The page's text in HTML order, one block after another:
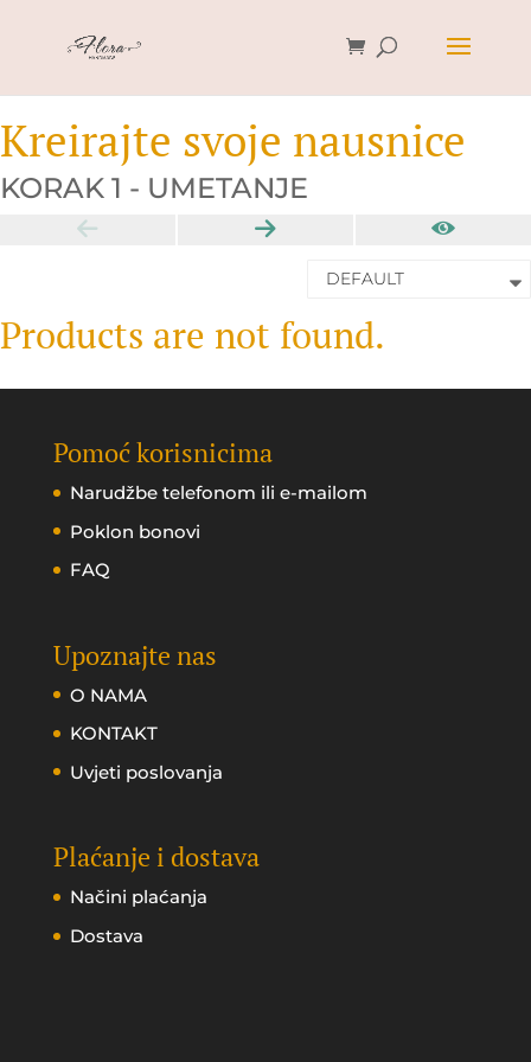
Kreirajte svoje nausnice
KORAK 1 - UMETANJE
Products are not found.
Pomoć korisnicima
Narudžbe telefonom ili e-mailom
Poklon bonovi
FAQ
Upoznajte nas
O NAMA
KONTAKT
Uvjeti poslovanja
Plaćanje i dostava
Načini plaćanja
Dostava